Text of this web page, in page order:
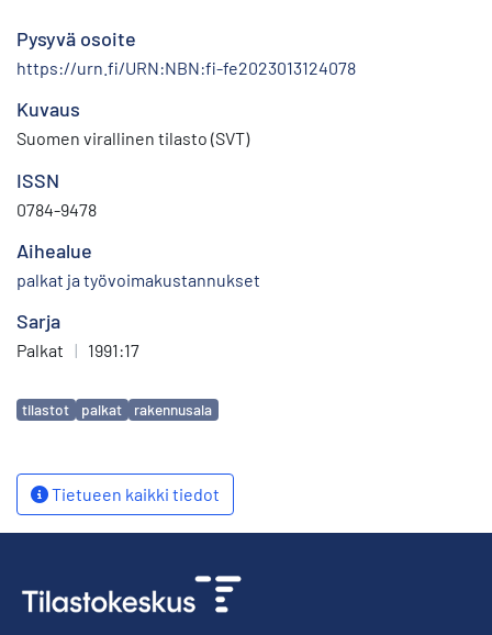
Pysyvä osoite
https://urn.fi/URN:NBN:fi-fe2023013124078
Kuvaus
Suomen virallinen tilasto (SVT)
ISSN
0784-9478
Aihealue
palkat ja työvoimakustannukset
Sarja
Palkat | 1991:17
Avainsanat
tilastot palkat rakennusala
Tietueen kaikki tiedot